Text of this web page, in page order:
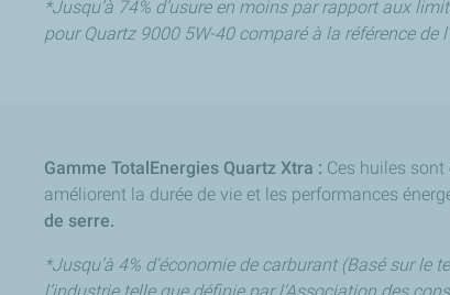
*Jusqu’à 74% d’usure en moins par rapport aux
pour Quartz 9000 5W-40 comparé à la référence de
Gamme TotalEnergies Quartz Xtra : Ces huiles sont
améliorent la durée de vie et les performances
de serre.
*Jusqu’à 4% d’économie de carburant (Basé sur le